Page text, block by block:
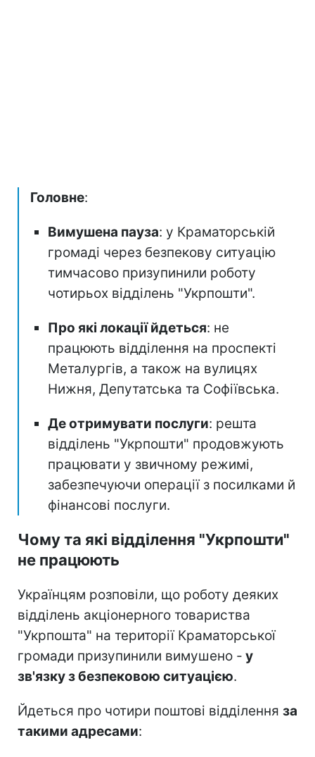
Головне:
Вимушена пауза: у Краматорській
громаді через безпекову ситуацію
тимчасово призупинили роботу
чотирьох відділень "Укрпошти".
Про які локації йдеться: не
працюють відділення на проспекті
Металургів, а також на вулицях
Нижня, Депутатська та Софіївська.
Де отримувати послуги: решта
відділень "Укрпошти" продовжують
працювати у звичному режимі,
забезпечуючи операції з посилками й
фінансові послуги.
Чому та які відділення "Укрпошти"
не працюють
Українцям розповіли, що роботу деяких
відділень акціонерного товариства
"Укрпошта" на території Краматорської
громади призупинили вимушено - у
зв'язку з безпековою ситуацією.
Йдеться про чотири поштові відділення за
такими адресами: